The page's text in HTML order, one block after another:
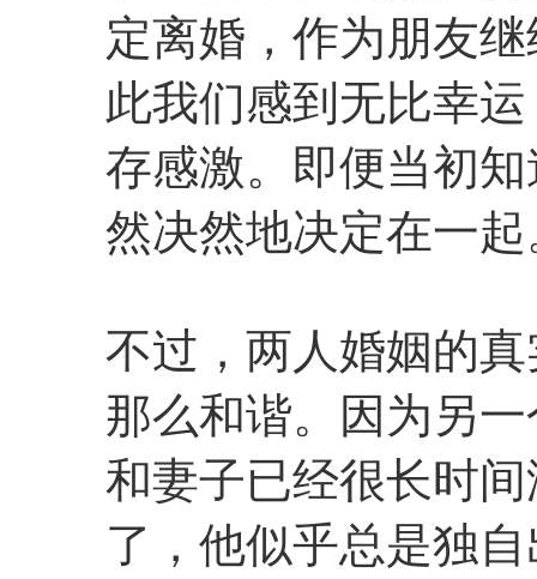
定离婚，作为朋友
此我们感到无比幸
存感激。即便当初
然决然地决定在一起
不过，两人婚姻的
那么和谐。因为另
和妻子已经很长时
了，他似乎总是独自